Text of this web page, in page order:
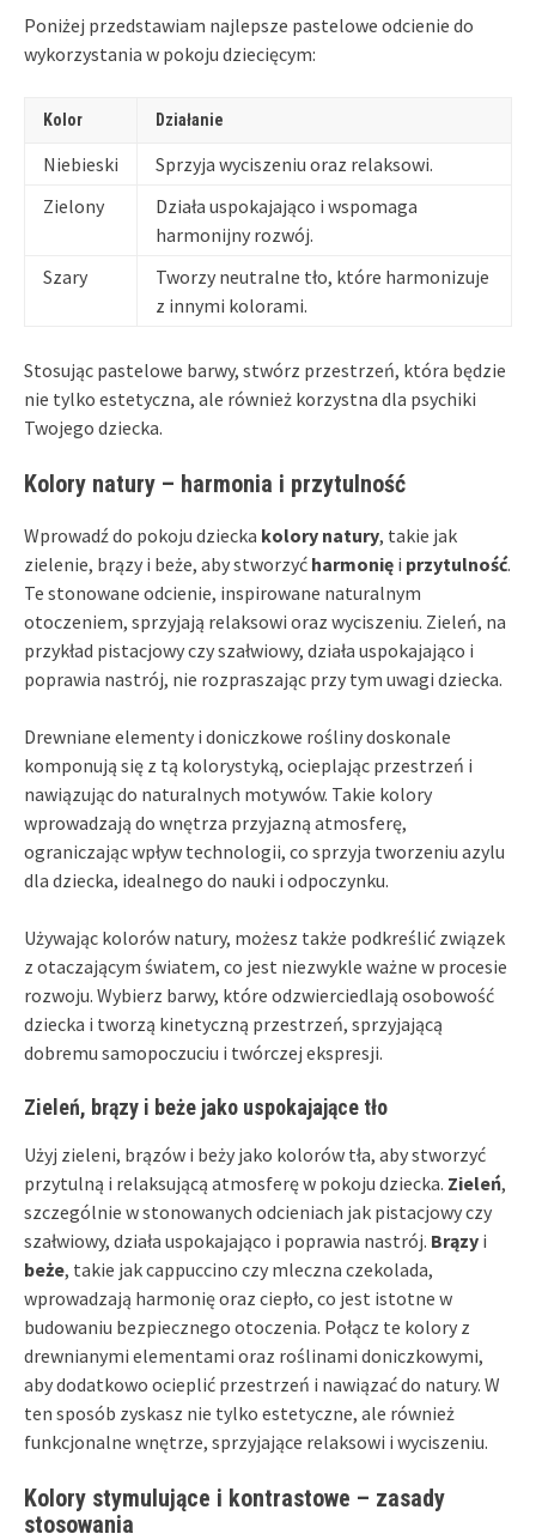
Poniżej przedstawiam najlepsze pastelowe odcienie do
wykorzystania w pokoju dziecięcym:
Kolor Działanie
Niebieski
Sprzyja wyciszeniu oraz relaksowi.
Zielony
Działa uspokajająco i wspomaga
harmonijny rozwój.
Szary
Tworzy neutralne tło, które harmonizuje
z innymi kolorami.
Stosując pastelowe barwy, stwórz przestrzeń, która będzie
nie tylko estetyczna, ale również korzystna dla psychiki
Twojego dziecka.
Kolory natury – harmonia i przytulność
Wprowadź do pokoju dziecka kolory natury, takie jak
zielenie, brązy i beże, aby stworzyć harmonię i przytulność.
Te stonowane odcienie, inspirowane naturalnym
otoczeniem, sprzyjają relaksowi oraz wyciszeniu. Zieleń, na
przykład pistacjowy czy szałwiowy, działa uspokajająco i
poprawia nastrój, nie rozpraszając przy tym uwagi dziecka.
Drewniane elementy i doniczkowe rośliny doskonale
komponują się z tą kolorystyką, ocieplając przestrzeń i
nawiązując do naturalnych motywów. Takie kolory
wprowadzają do wnętrza przyjazną atmosferę,
ograniczając wpływ technologii, co sprzyja tworzeniu azylu
dla dziecka, idealnego do nauki i odpoczynku.
Używając kolorów natury, możesz także podkreślić związek
z otaczającym światem, co jest niezwykle ważne w procesie
rozwoju. Wybierz barwy, które odzwierciedlają osobowość
dziecka i tworzą kinetyczną przestrzeń, sprzyjającą
dobremu samopoczuciu i twórczej ekspresji.
Zieleń, brązy i beże jako uspokajające tło
Użyj zieleni, brązów i beży jako kolorów tła, aby stworzyć
przytulną i relaksującą atmosferę w pokoju dziecka. Zieleń,
szczególnie w stonowanych odcieniach jak pistacjowy czy
szałwiowy, działa uspokajająco i poprawia nastrój. Brązy i
beże, takie jak cappuccino czy mleczna czekolada,
wprowadzają harmonię oraz ciepło, co jest istotne w
budowaniu bezpiecznego otoczenia. Połącz te kolory z
drewnianymi elementami oraz roślinami doniczkowymi,
aby dodatkowo ocieplić przestrzeń i nawiązać do natury. W
ten sposób zyskasz nie tylko estetyczne, ale również
funkcjonalne wnętrze, sprzyjające relaksowi i wyciszeniu.
Kolory stymulujące i kontrastowe – zasady
stosowania